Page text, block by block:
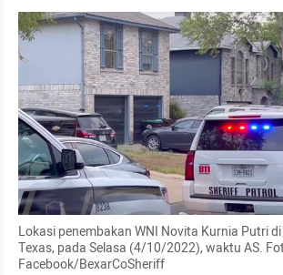
Lokasi penembakan WNI Novita Kurnia Putri
Texas, pada Selasa (4/10/2022), waktu AS.
Facebook/BexarCoSheriff